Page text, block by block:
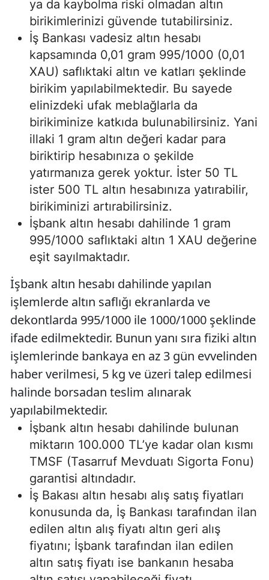
ya da kaybolma riski olmadan altın
birikimlerinizi güvende tutabilirsiniz.
İş Bankası vadesiz altın hesabı
kapsamında 0,01 gram 995/1000 (0,01
XAU) saflıktaki altın ve katları şeklinde
birikim yapılabilmektedir. Bu sayede
elinizdeki ufak meblağlarla da
birikiminize katkıda bulunabilirsiniz. Yani
illaki 1 gram altın değeri kadar para
biriktirip hesabınıza o şekilde
yatırmanıza gerek yoktur. İster 50 TL
ister 500 TL altın hesabınıza yatırabilir,
birikiminizi artırabilirsiniz.
İşbank altın hesabı dahilinde 1 gram
995/1000 saflıktaki altın 1 XAU değerine
eşit sayılmaktadır.
İşbank altın hesabı dahilinde yapılan
işlemlerde altın saflığı ekranlarda ve
dekontlarda 995/1000 ile 1000/1000 şeklinde
ifade edilmektedir. Bunun yanı sıra fiziki altın
işlemlerinde bankaya en az 3 gün evvelinden
haber verilmesi, 5 kg ve üzeri talep edilmesi
halinde borsadan teslim alınarak
yapılabilmektedir.
İşbank altın hesabı dahilinde bulunan
miktarın 100.000 TL’ye kadar olan kısmı
TMSF (Tasarruf Mevduatı Sigorta Fonu)
garantisi altındadır.
İş Bakası altın hesabı alış satış fiyatları
konusunda da, İş Bankası tarafından ilan
edilen altın alış fiyatı altın geri alış
fiyatını; İşbank tarafından ilan edilen
altın satış fiyatı ise bankanın hesaba